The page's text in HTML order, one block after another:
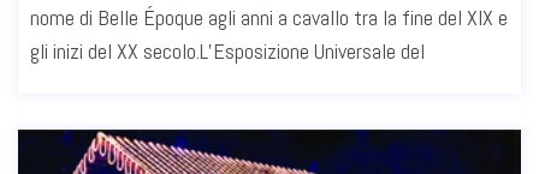
nome di Belle Époque agli anni a cavallo tra la fine del XIX e
gli inizi del XX secolo.L’Esposizione Universale del